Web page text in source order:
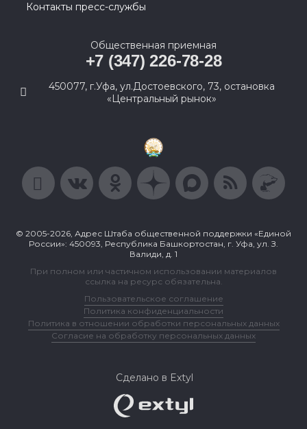
Контакты пресс-службы
Общественная приемная
+7 (347) 226-78-28
450077, г.Уфа, ул.Достоевского, 73, остановка
«Центральный рынок»
© 2005-2026, Адрес Штаба общественной поддержки «Единой
России»: 450093, Республика Башкортостан, г. Уфа, ул. З.
Валиди, д. 1
При полном или частичном использовании материалов
ссылка на ресурс обязательна.
Пользовательское соглашение
Политика конфиденциальности
Политика в отношении обработки персональных данных
Согласие на обработку персональных данных
Сделано в Extyl